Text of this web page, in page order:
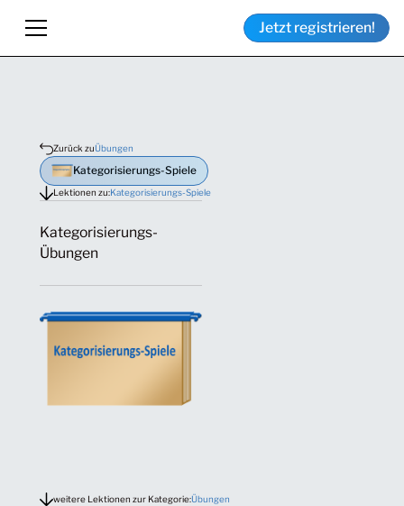
Jetzt registrieren!
Zurück zuÜbungen
Kategorisierungs-Spiele
Lektionen zu:Kategorisierungs-Spiele
Kategorisierungs-
Übungen
weitere Lektionen zur Kategorie:Übungen